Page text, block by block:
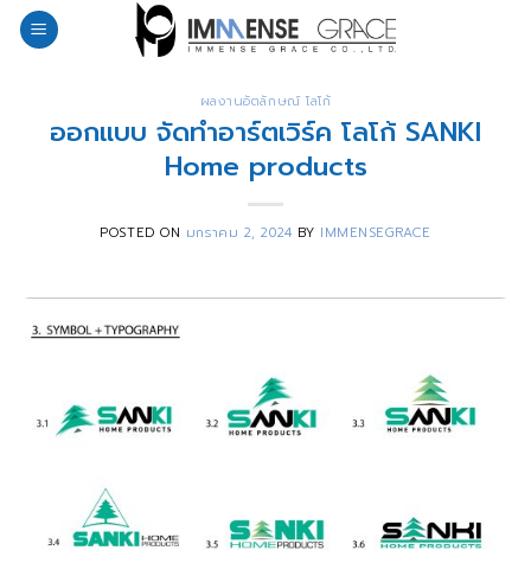
Skip
ผลงานอัตลักษณ์ โลโก้
ออกแบบ จัดทำอาร์ตเวิร์ค โลโก้ SANKI
Home products
POSTED ON มกราคม 2, 2024 BY IMMENSEGRACE